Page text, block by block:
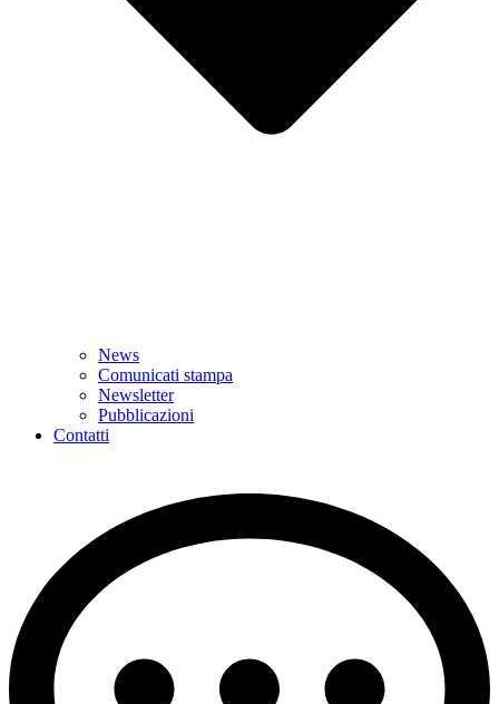
News
Comunicati stampa
Newsletter
Pubblicazioni
Contatti